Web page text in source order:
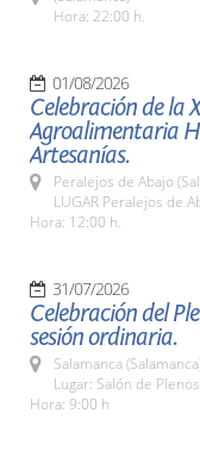
Hora: 22:00 h.
01/08/2026
Celebración de la
Agroalimentaria
Artesanías.
Peralejos de Abajo
LUGAR Peralejos de
Hora: 12:00 h.
31/07/2026
Celebración del
sesión ordinaria.
Salamanca
Lugar: Salón de
Hora: 9:00 h